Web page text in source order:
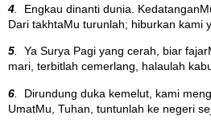
4
Engkau dinanti dunia.
Dari takhtaMu turunlah; hiburkan kami
5.
Ya Surya Pagi yang cerah, biar
mari, terbitlah cemerlang, halaulah
6
Dirundung duka kemelut, kami
UmatMu, Tuhan, tuntunlah ke negeri